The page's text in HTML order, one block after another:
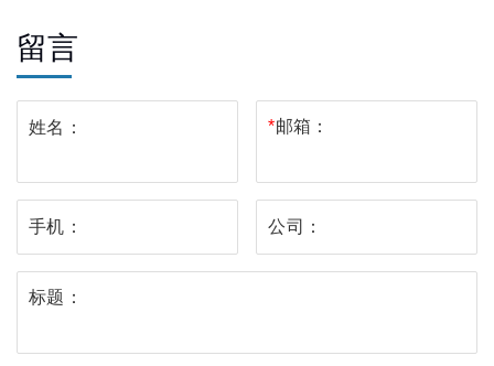
留言
姓名： *邮箱：
手机： 公司：
标题：